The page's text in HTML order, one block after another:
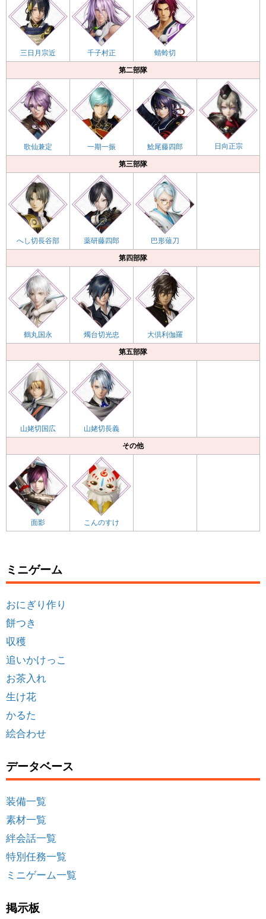
三日月宗近 千子村正
蜻蛉切
第二部隊
歌仙兼定 一期一振 鯰尾藤四郎
日向正宗
第三部隊
へし切長谷部 薬研藤四郎
巴形薙刀
第四部隊
鶴丸国永 燭台切光忠
大倶利伽羅
第五部隊
山姥切国広
山姥切長義
その他
面影 こんのすけ
ミニゲーム
おにぎり作り
餅つき
収穫
追いかけっこ
お茶入れ
生け花
かるた
絵合わせ
データベース
装備一覧
素材一覧
絆会話一覧
特別任務一覧
ミニゲーム一覧
掲示板